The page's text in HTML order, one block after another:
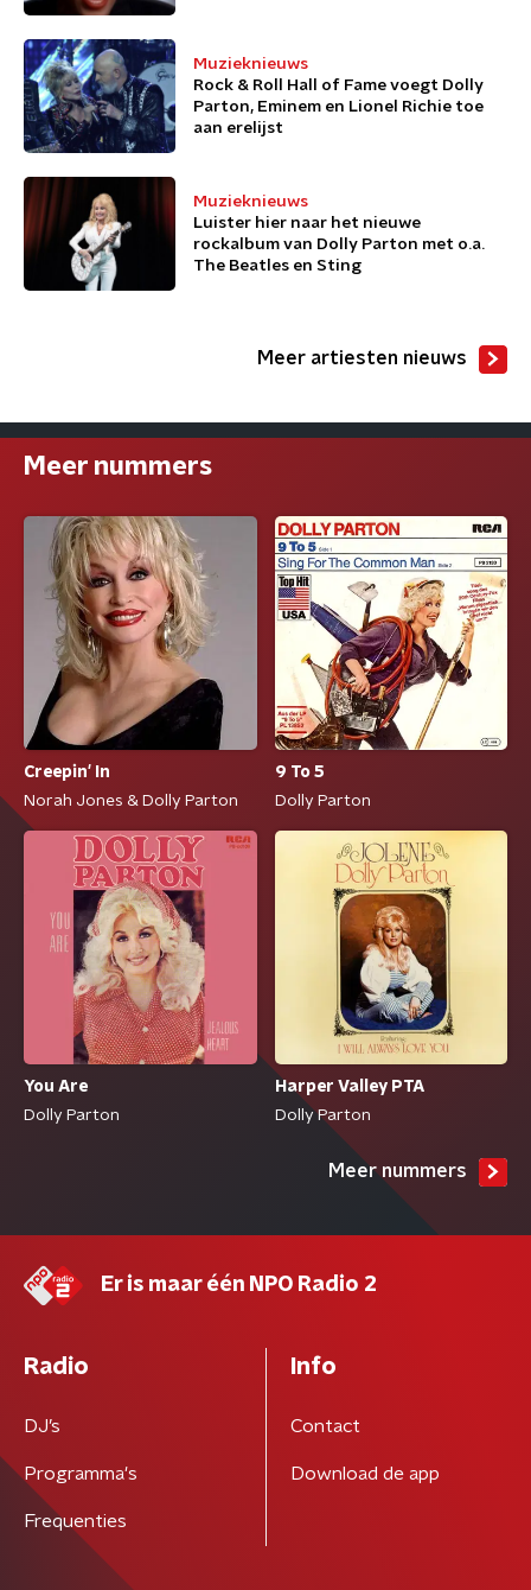
Muzieknieuws
Rock & Roll Hall of Fame voegt Dolly
Parton, Eminem en Lionel Richie toe
aan erelijst
Muzieknieuws
Luister hier naar het nieuwe
rockalbum van Dolly Parton met o.a.
The Beatles en Sting
Meer artiesten nieuws
Meer nummers
Creepin' In
Norah Jones & Dolly Parton
9 To 5
Dolly Parton
You Are
Dolly Parton
Harper Valley PTA
Dolly Parton
Meer nummers
Er is maar één NPO Radio 2
Radio
DJ’s
Programma's
Frequenties
Info
Contact
Download de app